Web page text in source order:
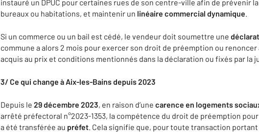
instauré un DPUC pour certaines rues de son centre-ville afin de prévenir
bureaux ou habitations, et maintenir un linéaire commercial dynamique.
Si un commerce ou un bail est cédé, le vendeur doit soumettre une
commune a alors 2 mois pour exercer son droit de préemption ou
acquis au prix et conditions mentionnés dans la déclaration ou fixés par la
3/ Ce qui change à Aix-les-Bains depuis 2023
Depuis le 29 décembre 2023, en raison d’une carence en logements
arrêté préfectoral n°2023-1353, la compétence du droit de préemption
a été transférée au préfet. Cela signifie que, pour toute transaction